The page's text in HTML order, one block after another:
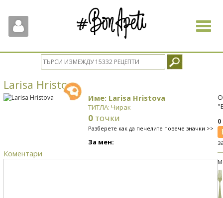
Toggle
Larisa Hristova
Име: Larisa Hristova
ТИТЛА: Чирак
0 точки
Разберете как да печелите повече значки >>
За мен:
Коментари